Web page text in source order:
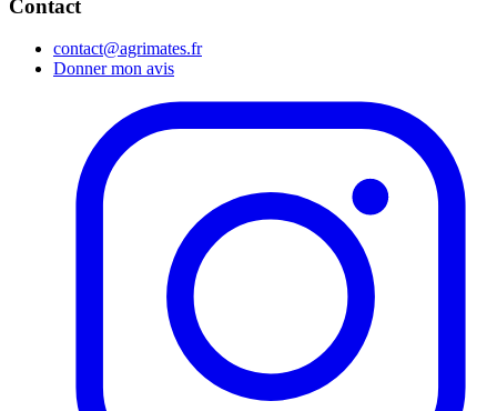
Contact
contact@agrimates.fr
Donner mon avis